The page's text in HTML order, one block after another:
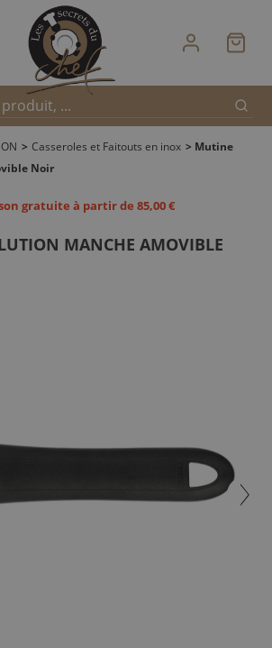
> Casseroles et Faitouts en inox > Mutine
Noir
gratuite à partir de 85,00 €
MANCHE AMOVIBLE